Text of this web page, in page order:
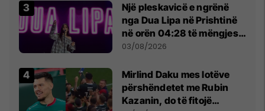
Një pleskavicë e ngrënë
nga Dua Lipa në Prishtinë
në orën 04:28 të mëngjesit
- dhe bota digjitale serbe
03/08/2026
Mirlind Daku mes lotëve
përshëndetet me Rubin
Kazanin, do të fitojë